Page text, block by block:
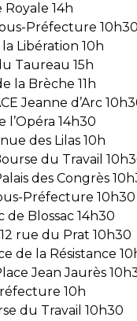
Royale 14h
Préfecture 10h30
Libération 10h
Taureau 15h
la Brèche 11h
Jeanne d’Arc
l’Opéra 14h30
des Lilas 10h
du Travail
des Congrès
Préfecture 10h30
de Blossac 14h30
12 rue du Prat 10h30
de la Résistance
Jean Jaurès
10h
du Travail 10h30